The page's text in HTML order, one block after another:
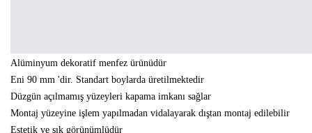
Alüminyum dekoratif menfez ürünüdür
Eni 90 mm 'dir. Standart boylarda üretilmektedir
Düzgün açılmamış yüzeyleri kapama imkanı sağlar
Montaj yüzeyine işlem yapılmadan vidalayarak dıştan montaj edilebilir
Estetik ve şık görünümlüdür